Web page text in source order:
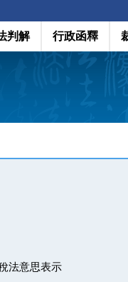
判解 行政函釋
法意思表示